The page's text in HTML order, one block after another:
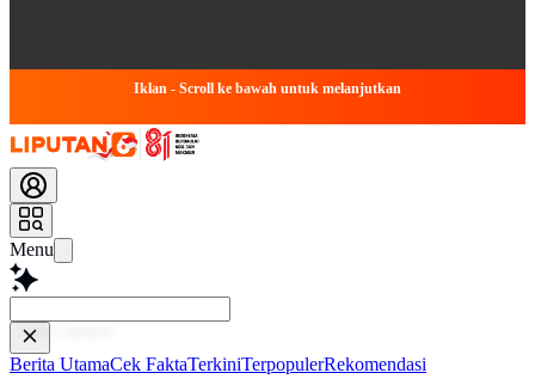
Iklan - Scroll ke bawah untuk melanjutkan
Menu
Baca lebi
Berita UtamaCek FaktaTerkiniTerpopulerRekomendasi